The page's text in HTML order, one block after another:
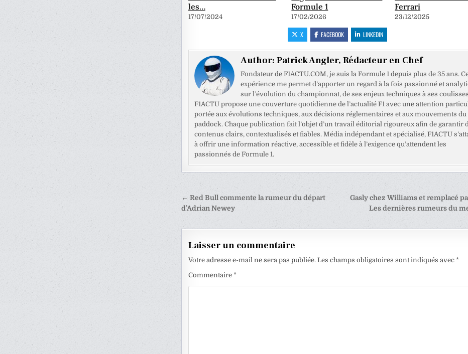
les…
17/07/2024
Formule 1
17/02/2026
Ferrari
23/12/2025
X FACEBOOK LINKEDIN
Author: Patrick Angler, Rédacteur en Chef
Fondateur de F1ACTU.COM, je suis la Formule 1 depuis plus de 35 ans.
expérience me permet d’apporter un regard à la fois passionné et
sur l’évolution du championnat, de ses enjeux techniques à ses
F1ACTU propose une couverture quotidienne de l’actualité F1 avec une attention
portée aux évolutions techniques, aux décisions réglementaires et aux mouvements du
paddock. Chaque publication fait l’objet d’un travail éditorial rigoureux afin de garantir
contenus clairs, contextualisés et fiables. Média indépendant et spécialisé, F1ACTU
à offrir une information réactive, accessible et fidèle à l’exigence qu’attendent les
passionnés de Formule 1.
Navigation
de
l’article
Gasly chez Williams et remplacé
Les dernières rumeurs du
← Red Bull commente la rumeur du départ
d’Adrian Newey
Laisser un commentaire
Votre adresse e-mail ne sera pas publiée. Les champs obligatoires sont indiqués avec *
Commentaire *